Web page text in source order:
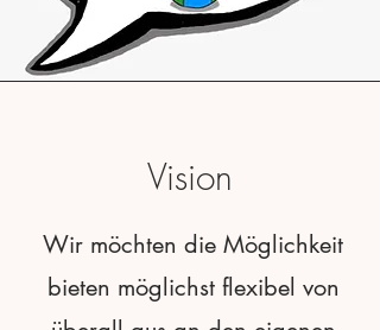
Vision
Wir möchten die Möglichkeit
bieten möglichst flexibel von